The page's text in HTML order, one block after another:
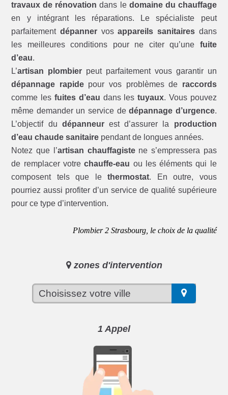
travaux de rénovation dans le domaine du chauffage
en y intégrant les réparations. Le spécialiste peut
parfaitementdépanner vosappareils sanitairesdans
les meilleures conditions pour ne citer qu’une fuite
d’eau.
L’artisan plombier peut parfaitement vous garantir un
dépannage rapidepour vos problèmes de raccords
comme les fuites d’eau dans lestuyaux. Vous pouvez
même demander un service dedépannage d’urgence.
L’objectif du dépanneurest d’assurer la production
d’eau chaude sanitaire pendant de longues années.
Notez que l’artisan chauffagistene s’empressera pas
de remplacer votrechauffe-eau ou les éléments qui le
composent tels que lethermostat. En outre, vous
pourriez aussi profiter d’un service de qualité supérieure
pour ce type d’intervention.
Plombier 2 Strasbourg, le choix de la qualité
zones d'intervention
1 Appel